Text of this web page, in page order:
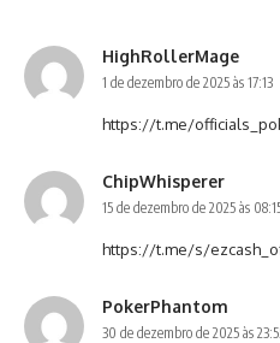
HighRollerMage
1 de dezembro de 2025 às 17:13
https://t.me/
ChipWhisperer
15 de dezembro de 2025 às
https://t.me/s/
PokerPhantom
30 de dezembro de 2025 às